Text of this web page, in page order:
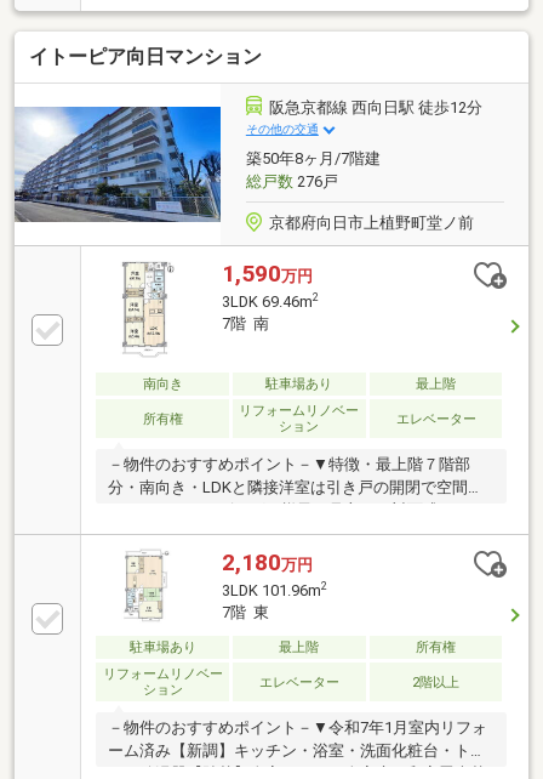
り〇和室から洋室に変更（南西側） 〇ハウスクリー
ニング【おすすめポイント】〇ＪＲ・阪急の２wayア
クセスが可能です！〇空家につき、いつでもご内覧可
能です！〇陽当たり良好で常に明るいお家です！〇交
通量が少なく静かな環境で生活が出来ます！〇コンビ
ニや薬局などの商業施設も豊富に揃っております！
◇◆詳細は担当者までお気軽にご連絡ください！お待
ちしております！◆◇
イトーピア向日マンション
阪急京都線 西向日駅 徒歩12分
その他の交通
築50年8ヶ月/7階建
総戸数276戸
京都府向日市上植野町堂ノ前
1,590万円
3LDK 69.46m2
7階 南
南向き 駐車場あり 最上階
所有権
リフォームリノベー
ション
エレベーター
－物件のおすすめポイント－▼特徴・最上階７階部
分・南向き・LDKと隣接洋室は引き戸の開閉で空間ア
ン・主寝室のWICなど全居室に収納スペース有・玄関
と洗面室が近く、帰宅後の手洗いがスムーズ・敷地内
に緑豊かな公園有▼2025年7月室内リフォーム済み
【新調】キッチン・浴室・洗面化粧台・トイレ【貼
替】全室床・クロス▼周辺環境・セブンイレブン向日
一文橋店 徒歩4分(約250m)※防災環境協力費／月額300
円■ ご希望の住まい探しをお手伝いします
━━━━━・・・物件の詳細・ご相談はお気軽にお問
い合わせください。
2,180万円
3LDK 101.96m2
7階 東
駐車場あり 最上階
所有権
リフォームリノベー
ション
エレベーター 2階以上
－物件のおすすめポイント－▼令和7年1月室内リフォ
ーム済み【新調】キッチン・浴室・洗面化粧台・トイ